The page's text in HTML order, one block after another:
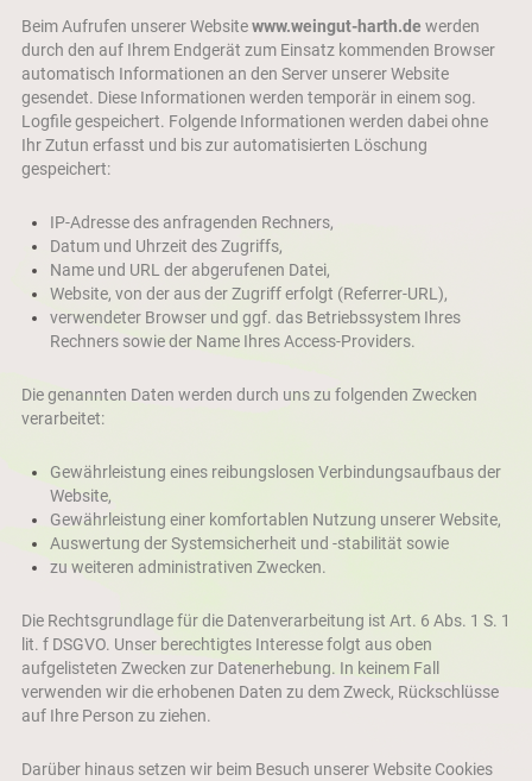
Beim Aufrufen unserer Websitewww.weingut-harth.de werden
durch den auf Ihrem Endgerät zum Einsatz kommenden Browser
automatisch Informationen an den Server unserer Website
gesendet. Diese Informationen werden temporär in einem sog.
Logfile gespeichert. Folgende Informationen werden dabei ohne
Ihr Zutun erfasst und bis zur automatisierten Löschung
gespeichert:
IP-Adresse des anfragenden Rechners,
Datum und Uhrzeit des Zugriffs,
Name und URL der abgerufenen Datei,
Website, von der aus der Zugriff erfolgt (Referrer-URL),
verwendeter Browser und ggf. das Betriebssystem Ihres
Rechners sowie der Name Ihres Access-Providers.
Die genannten Daten werden durch uns zu folgenden Zwecken
verarbeitet:
Gewährleistung eines reibungslosen Verbindungsaufbaus der
Website,
Gewährleistung einer komfortablen Nutzung unserer Website,
Auswertung der Systemsicherheit und -stabilität sowie
zu weiteren administrativen Zwecken.
Die Rechtsgrundlage für die Datenverarbeitung ist Art. 6 Abs. 1 S. 1
lit. f DSGVO. Unser berechtigtes Interesse folgt aus oben
aufgelisteten Zwecken zur Datenerhebung. In keinem Fall
verwenden wir die erhobenen Daten zu dem Zweck, Rückschlüsse
auf Ihre Person zu ziehen.
Darüber hinaus setzen wir beim Besuch unserer Website Cookies